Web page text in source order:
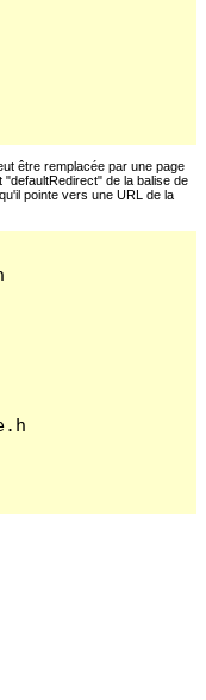
être remplacée par une page
de la balise de
pointe vers une URL de la